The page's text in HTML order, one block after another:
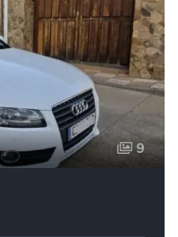
9